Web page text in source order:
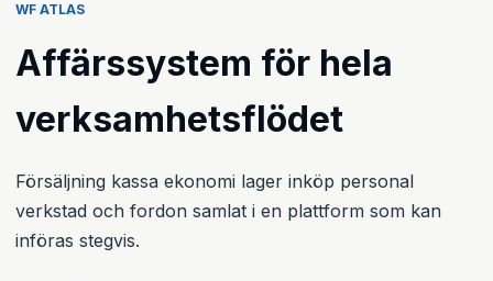
WF ATLAS
Affärssystem för hela
verksamhetsflödet
Försäljning kassa ekonomi lager inköp personal
verkstad och fordon samlat i en plattform som kan
införas stegvis.